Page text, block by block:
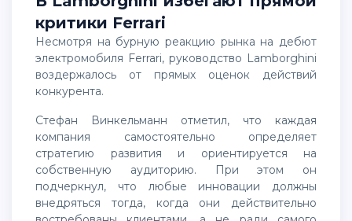
критики Ferrari
Несмотря на бурную реакцию рынка на дебют
электромобиля Ferrari, руководство Lamborghini
воздержалось от прямых оценок действий
конкурента.
Стефан Винкельманн отметил, что каждая
компания самостоятельно определяет
стратегию развития и ориентируется на
собственную аудиторию. При этом он
подчеркнул, что любые инновации должны
внедряться тогда, когда они действительно